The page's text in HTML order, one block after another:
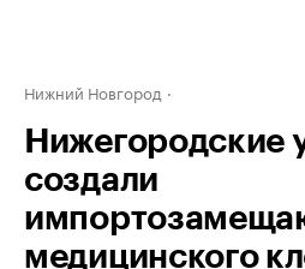
Нижний Новгород
Нижегородские
создали
медицинского